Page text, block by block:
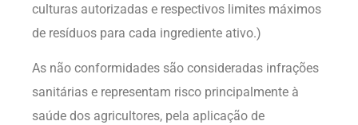
culturas autorizadas e respectivos limites máximos
de resíduos para cada ingrediente ativo.)
As não conformidades são consideradas infrações
sanitárias e representam risco principalmente à
saúde dos agricultores, pela aplicação de